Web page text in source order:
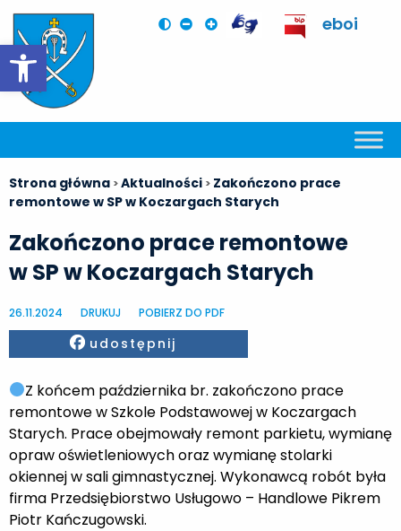
Otwórz pasek narzędzi
eboi
Strona główna >Aktualności > Zakończono prace
remontowe w SP w Koczargach Starych
Zakończono prace remontowe
w SP w Koczargach Starych
26.11.2024 DRUKUJ POBIERZ DO PDF
Facebook
udostępnij
Z końcem października br. zakończono prace
remontowe w Szkole Podstawowej w Koczargach
Starych. Prace obejmowały remont parkietu, wymianę
opraw oświetleniowych oraz wymianę stolarki
okiennej w sali gimnastycznej. Wykonawcą robót była
firma Przedsiębiorstwo Usługowo – Handlowe Pikrem
Piotr Kańczugowski.